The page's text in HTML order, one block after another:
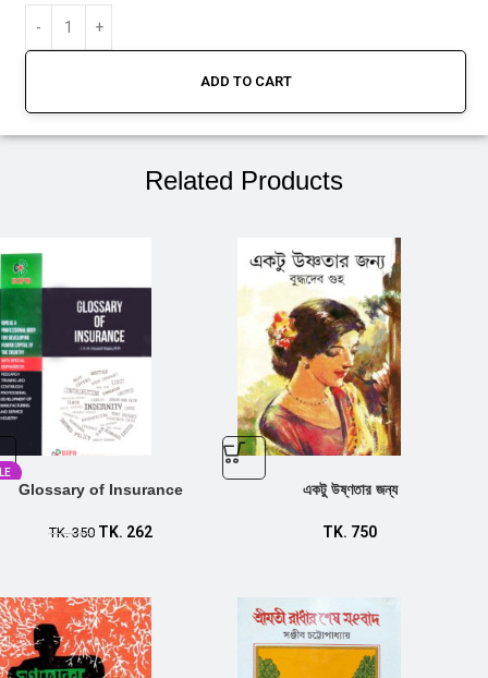
ADD TO CART
Related Products
Glossary of Insurance
TK.350 TK. 262
একটু উষ্ণতার জন্য
TK. 750